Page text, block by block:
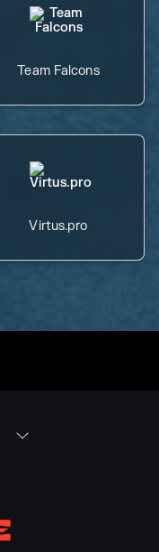
Team Falcons
Virtus.pro